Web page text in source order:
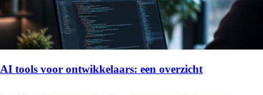
AI tools voor ontwikkelaars: een overzicht